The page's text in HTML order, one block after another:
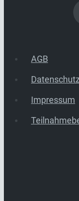
AGB
Datenschutz
Impressum